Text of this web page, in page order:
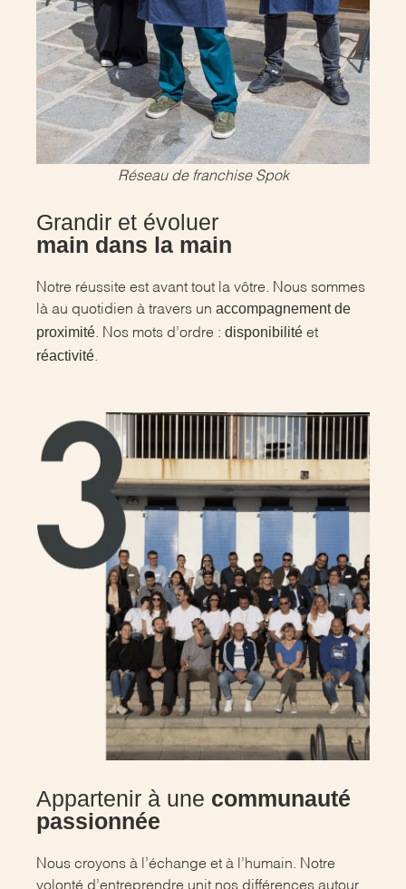
Réseau de franchise Spok
Grandir et évoluer
main dans la main
Notre réussite est avant tout la vôtre. Nous sommes
là au quotidien à travers un accompagnement de
proximité . Nos mots d’ordre : disponibilité et
réactivité
Appartenir à une communauté
passionnée
Nous croyons à l’échange et à l’humain. Notre
volonté d’entreprendre unit nos différences autour